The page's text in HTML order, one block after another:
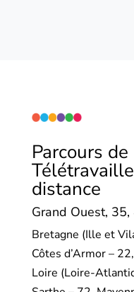
Parcours
distance
Grand Ouest, 35,
Bretagne (Ille et
Côtes d’Armor –
Loire (Loire-